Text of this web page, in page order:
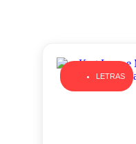
LETRAS